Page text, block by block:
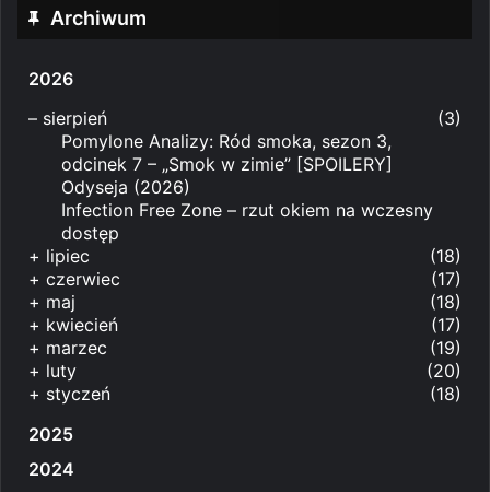
Archiwum
2026
– sierpień
(3)
Pomylone Analizy: Ród smoka, sezon 3,
odcinek 7 – „Smok w zimie” [SPOILERY]
Odyseja (2026)
Infection Free Zone – rzut okiem na wczesny
dostęp
+ lipiec
(18)
+ czerwiec
(17)
+ maj
(18)
+ kwiecień
(17)
+ marzec
(19)
+ luty
(20)
+ styczeń
(18)
2025
2024